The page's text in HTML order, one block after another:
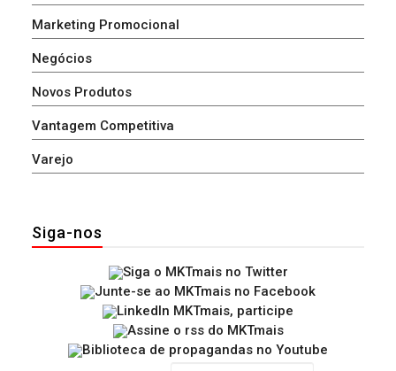
Marketing Promocional
Negócios
Novos Produtos
Vantagem Competitiva
Varejo
Siga-nos